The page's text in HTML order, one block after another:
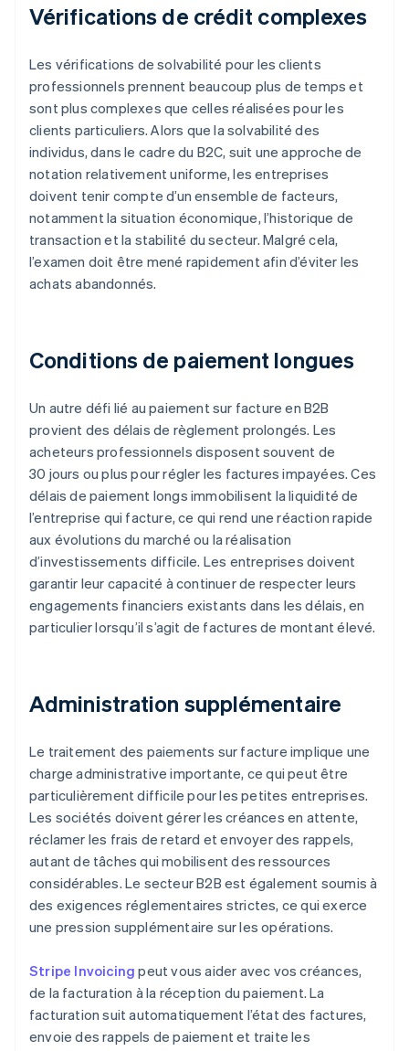
Vérifications de crédit complexes
Les vérifications de solvabilité pour les clients
professionnels prennent beaucoup plus de temps et
sont plus complexes que celles réalisées pour les
clients particuliers. Alors que la solvabilité des
individus, dans le cadre du B2C, suit une approche de
notation relativement uniforme, les entreprises
doivent tenir compte d’un ensemble de facteurs,
notamment la situation économique, l’historique de
transaction et la stabilité du secteur. Malgré cela,
l’examen doit être mené rapidement afin d’éviter les
achats abandonnés.
Conditions de paiement longues
Un autre défi lié au paiement sur facture en B2B
provient des délais de règlement prolongés. Les
acheteurs professionnels disposent souvent de
30 jours ou plus pour régler les factures impayées. Ces
délais de paiement longs immobilisent la liquidité de
l’entreprise qui facture, ce qui rend une réaction rapide
aux évolutions du marché ou la réalisation
d’investissements difficile. Les entreprises doivent
garantir leur capacité à continuer de respecter leurs
engagements financiers existants dans les délais, en
particulier lorsqu’il s’agit de factures de montant élevé.
Administration supplémentaire
Le traitement des paiements sur facture implique une
charge administrative importante, ce qui peut être
particulièrement difficile pour les petites entreprises.
Les sociétés doivent gérer les créances en attente,
réclamer les frais de retard et envoyer des rappels,
autant de tâches qui mobilisent des ressources
considérables. Le secteur B2B est également soumis à
des exigences réglementaires strictes, ce qui exerce
une pression supplémentaire sur les opérations.
Stripe Invoicing peut vous aider avec vos créances,
de la facturation à la réception du paiement. La
facturation suit automatiquement l’état des factures,
envoie des rappels de paiement et traite les